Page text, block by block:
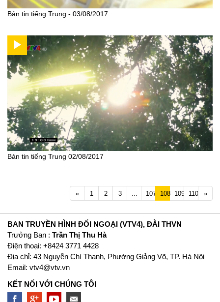
Bản tin tiếng Trung - 03/08/2017
Bản tin tiếng Trung 02/08/2017
«Previous
1 2 3 107 108 109 110 »Next
BAN TRUYỀN HÌNH ĐỐI NGOẠI (VTV4), ĐÀI THVN
Trưởng Ban : Trần Thị Thu Hà
Ðiện thoại: +8424 3771 4428
Địa chỉ: 43 Nguyễn Chí Thanh, Phường Giảng Võ, TP. Hà Nội
Email: vtv4@vtv.vn
KẾT NỐI VỚI CHÚNG TÔI